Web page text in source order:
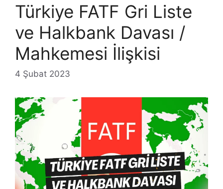
Türkiye FATF Gri Liste
ve Halkbank Davası /
Mahkemesi İlişkisi
4 Şubat 2023